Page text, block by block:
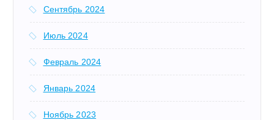
Сентябрь 2024
Июль 2024
Февраль 2024
Январь 2024
Ноябрь 2023